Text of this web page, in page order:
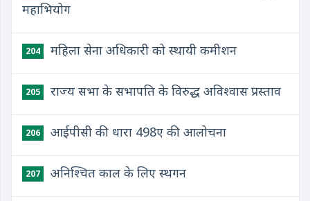
महाभियोग
204 महिला सेना अधिकारी को स्थायी कमीशन
205 राज्य सभा के सभापति के विरुद्ध अविश्वास प्रस्ताव
206 आईपीसी की धारा 498ए की आलोचना
207 अनिश्चित काल के लिए स्थगन